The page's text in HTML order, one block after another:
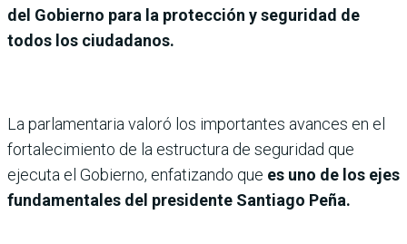
del Gobierno para la protección y seguridad de
todos los ciudadanos.
La parlamentaria valoró los importantes avances en el
fortalecimiento de la estructura de seguridad que
ejecuta el Gobierno, enfatizando que es uno de los ejes
fundamentales del presidente Santiago Peña.